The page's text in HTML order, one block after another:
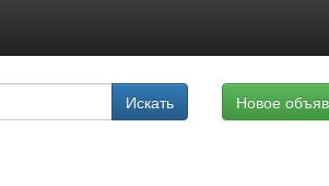
Искать Новое